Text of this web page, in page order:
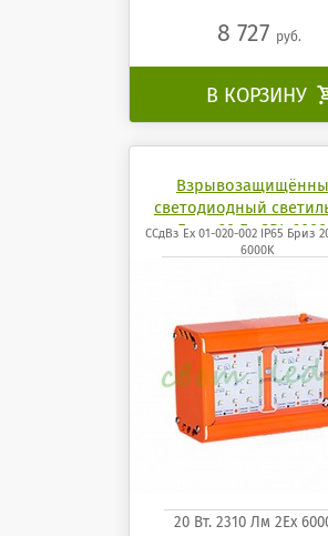
8 727 руб.
В КОРЗИНУ
светодиодный
Бриз 20 Ех SPL
ССдВз Ех 01-020-002 IP65 Бриз 20
6000K
20 Вт. 2310 Лм 2Ех